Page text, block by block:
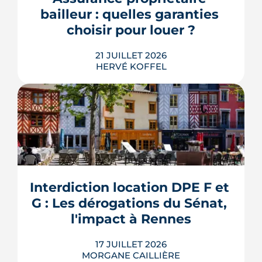
pourraient à terme changer de mains,
sans que la liste ni le calendrier s...
LIRE L'ARTICLE
bailleur : quelles garanties
choisir pour louer ?
21 JUILLET 2026
HERVÉ KOFFEL
Louer, c'est aussi assurer. Entre
l'obligation légale, les garanties utiles
et les options commerciales, ce guide
bien sans payer pour rien.
LIRE L'ARTICLE
Interdiction location DPE F et
G : Les dérogations du Sénat,
l'impact à Rennes
17 JUILLET 2026
MORGANE CAILLIÈRE